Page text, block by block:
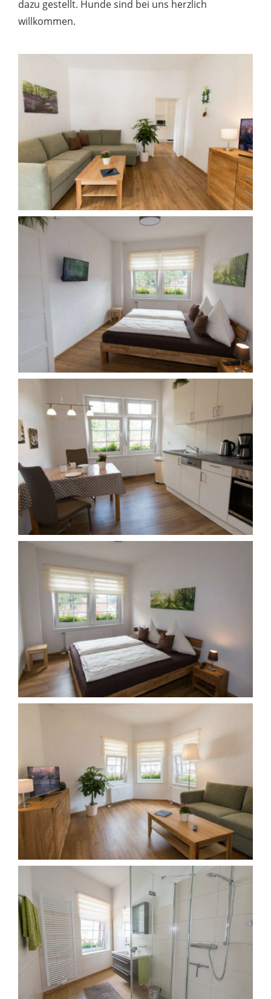
dazu gestellt. Hunde sind bei uns herzlich
willkommen.